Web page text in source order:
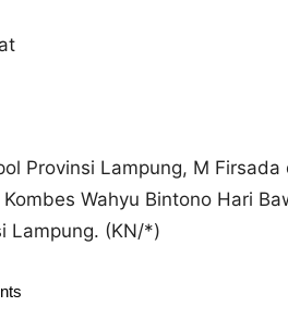
Provinsi Lampung, M
Wahyu Bintono Hari
Lampung. (KN/*)